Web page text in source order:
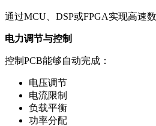
通过MCU、DSP或FPGA实现高速数
电力调节与控制
控制PCB能够自动完成：
电压调节
电流限制
负载平衡
功率分配